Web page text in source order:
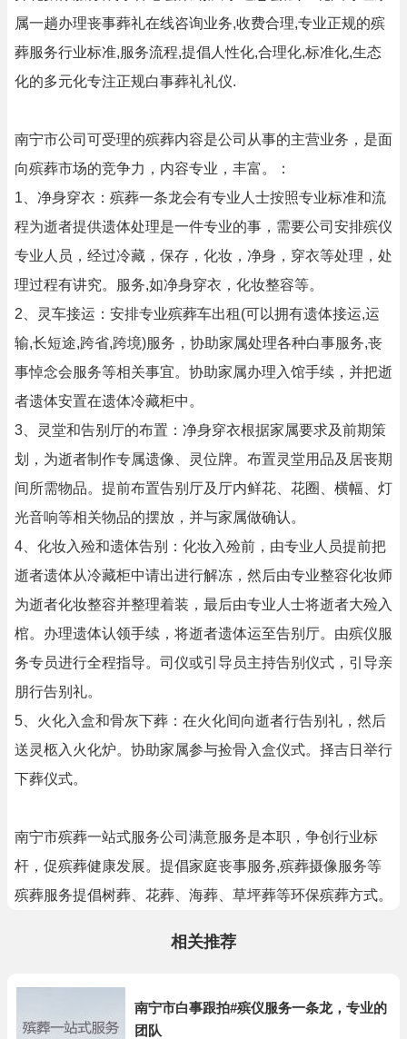
属一趟办理丧事葬礼在线咨询业务,收费合理,专业正规的殡
葬服务行业标准,服务流程,提倡人性化,合理化,标准化,生态
化的多元化专注正规白事葬礼礼仪.
南宁市公司可受理的殡葬内容是公司从事的主营业务，是面
向殡葬市场的竞争力，内容专业，丰富。：
1、净身穿衣：殡葬一条龙会有专业人士按照专业标准和流
程为逝者提供遗体处理是一件专业的事，需要公司安排殡仪
专业人员，经过冷藏，保存，化妆，净身，穿衣等处理，处
理过程有讲究。服务,如净身穿衣，化妆整容等。
2、灵车接运：安排专业殡葬车出租(可以拥有遗体接运,运
输,长短途,跨省,跨境)服务，协助家属处理各种白事服务,丧
事悼念会服务等相关事宜。协助家属办理入馆手续，并把逝
者遗体安置在遗体冷藏柜中。
3、灵堂和告别厅的布置：净身穿衣根据家属要求及前期策
划，为逝者制作专属遗像、灵位牌。布置灵堂用品及居丧期
间所需物品。提前布置告别厅及厅内鲜花、花圈、横幅、灯
光音响等相关物品的摆放，并与家属做确认。
4、化妆入殓和遗体告别：化妆入殓前，由专业人员提前把
逝者遗体从冷藏柜中请出进行解冻，然后由专业整容化妆师
为逝者化妆整容并整理着装，最后由专业人士将逝者大殓入
棺。办理遗体认领手续，将逝者遗体运至告别厅。由殡仪服
务专员进行全程指导。司仪或引导员主持告别仪式，引导亲
朋行告别礼。
5、火化入盒和骨灰下葬：在火化间向逝者行告别礼，然后
送灵柩入火化炉。协助家属参与捡骨入盒仪式。择吉日举行
下葬仪式。
南宁市殡葬一站式服务公司满意服务是本职，争创行业标
杆，促殡葬健康发展。提倡家庭丧事服务,殡葬摄像服务等
殡葬服务提倡树葬、花葬、海葬、草坪葬等环保殡葬方式。
相关推荐
南宁市白事跟拍#殡仪服务一条龙，专业的
团队